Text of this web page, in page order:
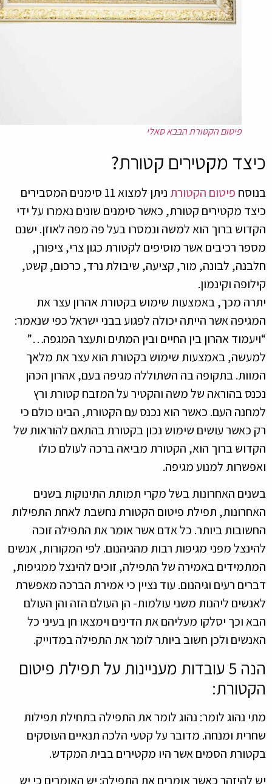
פיטום הקטורת הבבא סאלי
מקטירים קטורת?
פיטום הקטורת
ניתן למצוא 11 סימנים המסבירים
מקטירים קטורת, כאשר סימנים שונים נאמרו על ידי
ברוך הוא למשה ונמסרו בעל פה מפה לאוזן. ישנם
רכיבים אשר מוסיפים לקטורת כגון צרי, ציפורן,
לבונה, מור, קציעה, שיבולת נרד, כרכום, קשט,
וקינמון.
מכך, באמצעות שימוש בקטורת אהרון עצר את
אשר הייתה יכולה לפגוע בבני ישראל כפי שנאמר:
אהרון בין החיים ובין המתים ותעצר המגפה…”
באמצעות שימוש בקטורת הוא עצר את מלאך
בתקופה בה השתוללה מגיפה בעם, אהרון הכהן
בהוראה של משה והקטיר על המזבח קטורת ורץ
העם. כאשר הוא נכנס עם הקטורת, הבינו כולם כי
עושים שימוש נכון בקטורת בהתאם להוראות של
ברוך הוא, הקטורת מביאה ברכה לעולם כולו
למנוע מגיפה.
האחרונות בשל מקרי תמותת התינוקות בשנים
תפילת פיטום הקטורת נחשבת לאחת התפילות
ביותר. כל אדם אשר אומר את התפילה זוכה
מפני מגיפות רבות מהגיהנום. לפי המקורות, אנשים
באמירה של התפילה, זוכים להינצל ממגיפות,
רעים וגיהנום. עוד נציין כי אמירת הברכה מאפשרת
ליהנות משני עולמות- הן העולם הזה והן העולם
וכך יסלקו מעליהם את הדינים וימצאו חן בעיני כל
ולכן חשוב ביותר לומר את התפילה במדוייק.
הנה 5 עובדות מעניינות על תפילת פיטום
נהוג לומר: נהוג לומר את התפילה בתחילת תפילות
ומנחה. מדובר על קטעי הלכה תנאיים העוסקים
הסמים אשר היו מקטירים בבית המקדש.
כאשר אומרים את התפילה: יש האומרים כי יש